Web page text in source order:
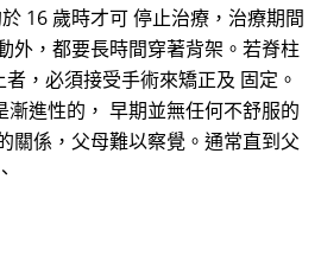
16 歲時才可 停止治療，治療期間
外，都要長時間穿著背架。若脊柱
，必須接受手術來矯正及 固定。
漸進性的， 早期並無任何不舒服的
關係，父母難以察覺。通常直到父